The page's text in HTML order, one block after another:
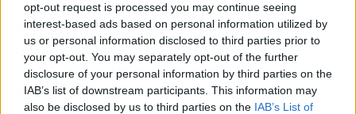
opt-out request is processed you may continue seeing
interest-based ads based on personal information utilized by
us or personal information disclosed to third parties prior to
your opt-out. You may separately opt-out of the further
disclosure of your personal information by third parties on the
IAB’s list of downstream participants. This information may
also be disclosed by us to third parties on the IAB’s List of
entradas la cantidad de 3.000 euros que
fueron entregados a Francisco Sanz con el
objetivo de ayudarle a costear el supuesto
tratamiento médico al que se estaba
sometiendo en Estados Unidos.